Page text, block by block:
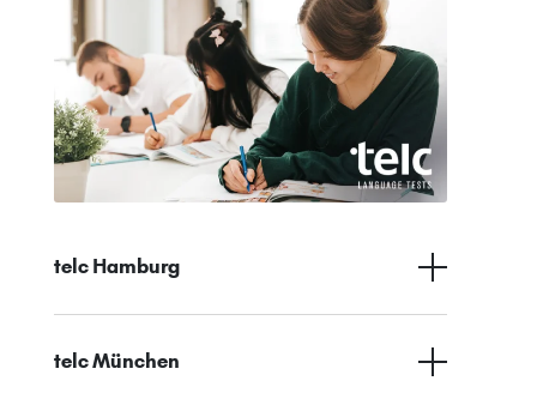
telc Hamburg
telc München